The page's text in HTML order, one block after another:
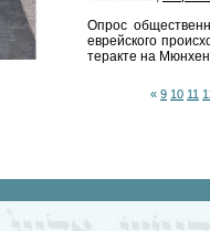
Опрос
еврейского
теракте на
« 9 10 11